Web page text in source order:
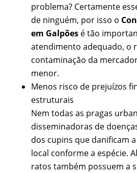
problema? Certamente
de ninguém, por isso o
em Galpõesé tão
atendimento adequado, o
contaminação da
menor.
Menos risco de prejuízos
estruturais
Nem todas as pragas
disseminadoras de
dos cupins que danificam
local conforme a espécie.
ratos também possuem a